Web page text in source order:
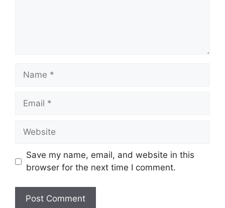
Name
Email
Website
Save my name, email, and website in this
browser for the next time I comment.